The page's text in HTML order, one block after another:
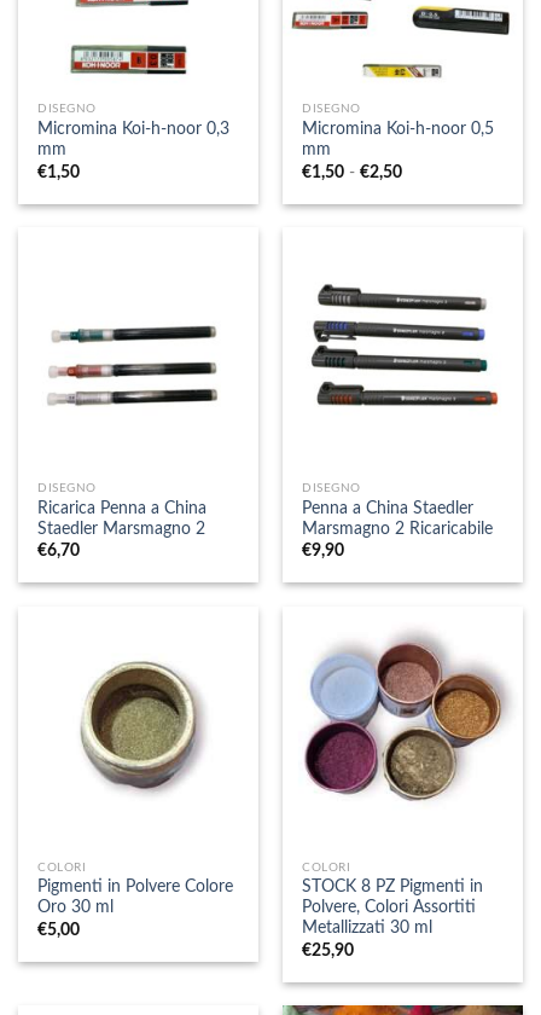
DISEGNO
Micromina Koi-h-noor 0,3
mm
€1,50
DISEGNO
Micromina Koi-h-noor 0,5
mm
€1,50 - €2,50Fascia
prezzo:
DISEGNO
Ricarica Penna a China
Staedler Marsmagno 2
€6,70
DISEGNO
Penna a China Staedler
Marsmagno 2 Ricaricabile
€9,90
COLORI
Pigmenti in Polvere Colore
Oro 30 ml
€5,00
COLORI
STOCK 8 PZ Pigmenti in
Polvere, Colori Assortiti
Metallizzati 30 ml
€25,90